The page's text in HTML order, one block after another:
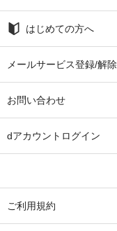
はじめての方へ
メールサービス登録/解除
お問い合わせ
dアカウントログイン
ご利用規約